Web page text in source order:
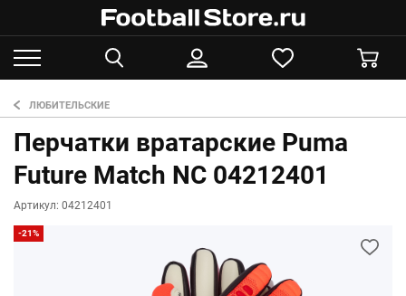
ЛЮБИТЕЛЬСКИЕ
Перчатки вратарские Puma
Future Match NC 04212401
Артикул: 04212401
-21%